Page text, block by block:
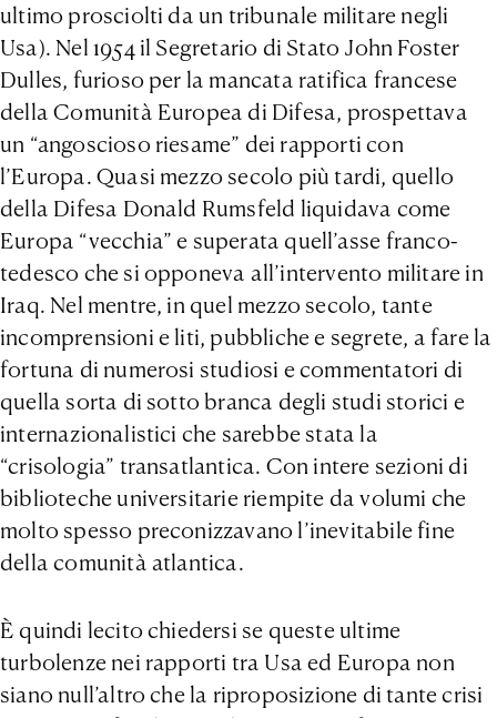
ultimo prosciolti da un tribunale militare negli
Usa). Nel 1954 il Segretario di Stato John Foster
Dulles, furioso per la mancata ratifica francese
della Comunità Europea di Difesa, prospettava
un “angoscioso riesame” dei rapporti con
l’Europa. Quasi mezzo secolo più tardi, quello
della Difesa Donald Rumsfeld liquidava come
Europa “vecchia” e superata quell’asse franco-
tedesco che si opponeva all’intervento militare in
Iraq. Nel mentre, in quel mezzo secolo, tante
incomprensioni e liti, pubbliche e segrete, a fare la
fortuna di numerosi studiosi e commentatori di
quella sorta di sotto branca degli studi storici e
internazionalistici che sarebbe stata la
“crisologia” transatlantica. Con intere sezioni di
biblioteche universitarie riempite da volumi che
molto spesso preconizzavano l’inevitabile fine
della comunità atlantica.
È quindi lecito chiedersi se queste ultime
turbolenze nei rapporti tra Usa ed Europa non
siano null’altro che la riproposizione di tante crisi